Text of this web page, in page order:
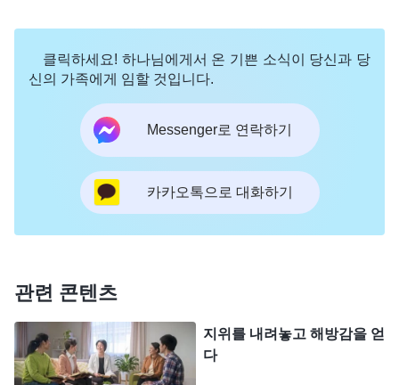
그 후, 저는 관련된 하나님의 말씀을 찾아 제 내적
상태를 해결하고자 했습니다. 그러던 중 적그리스도
를 폭로하는 말씀 한 단락을 보았는데, 그 글은 제 내
적 상태와 딱 맞아떨어졌습니다. 하나님께서 말씀하
셨습니다. 『적그리스도의 본질에서 나타나는 가장
분명한 특징은 바로 권력을 혼자 차지하고 주무른다
는 것이다. 누가 말해도 듣지 않으며, 어떤 사람도 안
중에 두지 않는다. 누구에게 어떤 장점이 있든, 누가
합한 방법을 내놓든 그는 전혀 신경 쓰지 않는다. 마
치 그와 협력할 자격을 갖춘 사람은 아무도 없고 그
가 하려는 일에 참여할 자격을 갖춘 사람 또한 아무
도 없는 것처럼 말이다. 적그리스도는 이런 성품을
클릭하세요! 하나님에게서 온 기쁜 소식이 당신과 당
신의 가족에게 임할 것입니다.
Messenger로 연락하기
카카오톡으로 대화하기
관련 콘텐츠
지위를 내려놓고 해방감을 얻
다